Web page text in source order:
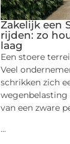
Zakelijk een
rijden: zo
laag
Een stoere
Veel
schrikken zich
van een zware
...